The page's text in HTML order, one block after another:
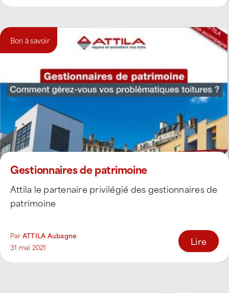
Bon à savoir
Gestionnaires de patrimoine
Attila le partenaire privilégié des gestionnaires de
patrimoine
Par ATTILA Aubagne
31 mai 2021
Lire